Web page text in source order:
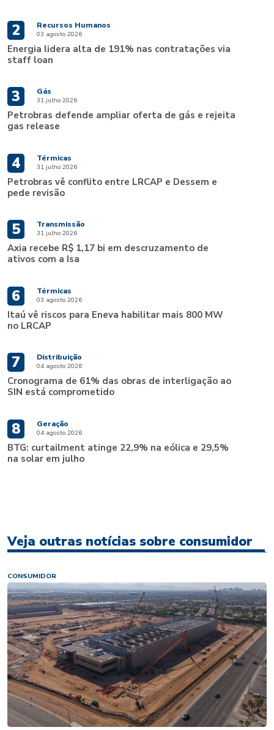
2 Recursos Humanos
03 agosto 2026
Energia lidera alta de 191% nas contratações via
staff loan
3 Gás
31 julho 2026
Petrobras defende ampliar oferta de gás e rejeita
gas release
4 Térmicas
31 julho 2026
Petrobras vê conflito entre LRCAP e Dessem e
pede revisão
5 Transmissão
31 julho 2026
Axia recebe R$ 1,17 bi em descruzamento de
ativos com a Isa
6 Térmicas
03 agosto 2026
Itaú vê riscos para Eneva habilitar mais 800 MW
no LRCAP
7 Distribuição
04 agosto 2026
Cronograma de 61% das obras de interligação ao
SIN está comprometido
8 Geração
04 agosto 2026
BTG: curtailment atinge 22,9% na eólica e 29,5%
na solar em julho
Veja outras notícias sobre consumidor
CONSUMIDOR